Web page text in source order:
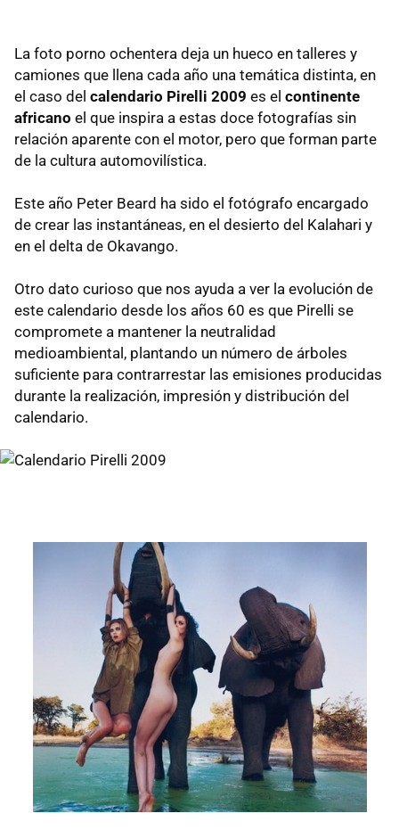
La foto porno ochentera deja un hueco en talleres y
camiones que llena cada año una temática distinta, en
el caso del calendario Pirelli 2009 es el continente
africano el que inspira a estas doce fotografías sin
relación aparente con el motor, pero que forman parte
de la cultura automovilística.
Este año Peter Beard ha sido el fotógrafo encargado
de crear las instantáneas, en el desierto del Kalahari y
en el delta de Okavango.
Otro dato curioso que nos ayuda a ver la evolución de
este calendario desde los años 60 es que Pirelli se
compromete a mantener la neutralidad
medioambiental, plantando un número de árboles
suficiente para contrarrestar las emisiones producidas
durante la realización, impresión y distribución del
calendario.